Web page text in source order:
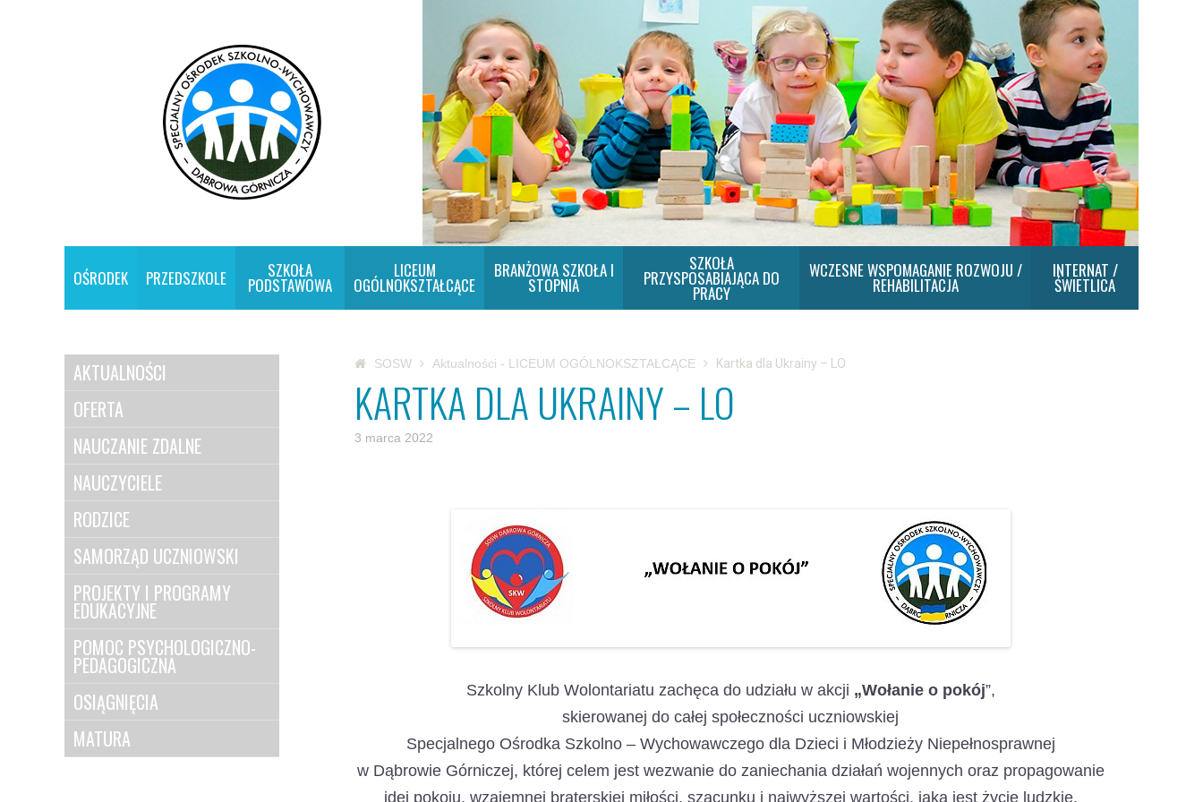
OŚRODEK PRZEDSZKOLE SZKOŁA
PODSTAWOWA
LICEUM
OGÓLNOKSZTAŁCĄCE
BRANŻOWA SZKOŁA I
STOPNIA
SZKOŁA
PRZYSPOSABIAJĄCA DO
PRACY
WCZESNE WSPOMAGANIE ROZWOJU /
REHABILITACJA
INTERNAT /
ŚWIETLICA
AKTUALNOŚCI
OFERTA
NAUCZANIE ZDALNE
NAUCZYCIELE
RODZICE
SAMORZĄD UCZNIOWSKI
PROJEKTY I PROGRAMY
EDUKACYJNE
POMOC PSYCHOLOGICZNO-
PEDAGOGICZNA
OSIĄGNIĘCIA
MATURA
SOSW Aktualności - LICEUM OGÓLNOKSZTAŁCĄCE Kartka dla Ukrainy – LO
KARTKA DLA UKRAINY – LO
3 marca 2022
Szkolny Klub Wolontariatu zachęca do udziału w akcji „Wołanie o pokój”,
skierowanej do całej społeczności uczniowskiej
Specjalnego Ośrodka Szkolno – Wychowawczego dla Dzieci i Młodzieży Niepełnosprawnej
w Dąbrowie Górniczej, której celem jest wezwanie do zaniechania działań wojennych oraz propagowanie
idei pokoju, wzajemnej braterskiej miłości, szacunku i najwyższej wartości, jaką jest życie ludzkie.